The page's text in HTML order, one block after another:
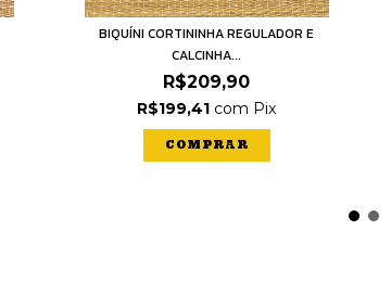
BIQUÍNI CORTININHA REGULADOR E
CALCINHA...
R$209,90
R$199,41 com Pix
COMPRAR